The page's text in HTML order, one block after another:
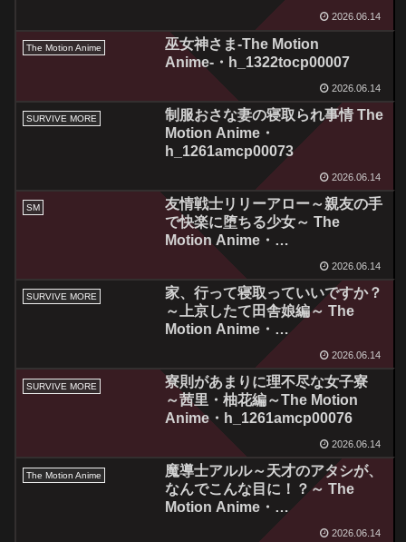
The Motion Anime・
h_1261amcp00072
2026.06.14
The Motion Anime
巫女神さま-The Motion
Anime-・h_1322tocp00007
2026.06.14
SURVIVE MORE
制服おさな妻の寝取られ事情 The
Motion Anime・
h_1261amcp00073
2026.06.14
SM
友情戦士リリーアロー～親友の手
で快楽に堕ちる少女～ The
Motion Anime・
h_1262amcp00074
2026.06.14
SURVIVE MORE
家、行って寝取っていいですか？
～上京したて田舎娘編～ The
Motion Anime・
h_1261amcp00075
2026.06.14
SURVIVE MORE
寮則があまりに理不尽な女子寮
～茜里・柚花編～The Motion
Anime・h_1261amcp00076
2026.06.14
The Motion Anime
魔導士アルル～天才のアタシが、
なんでこんな目に！？～ The
Motion Anime・
h_1322tocp00008
2026.06.14